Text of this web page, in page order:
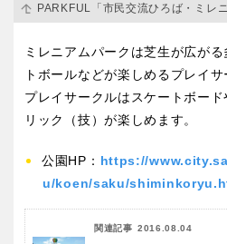
兵庫
和歌山
PARKFUL「市民交流ひろば・ミレ
ミレニアムパークは芝生が広が
トボールなどが楽しめるプレイ
プレイサークルはスケートボー
リック（技）が楽しめます。
公園HP： https://
u/koen/saku/
関連記事 2016.08.04